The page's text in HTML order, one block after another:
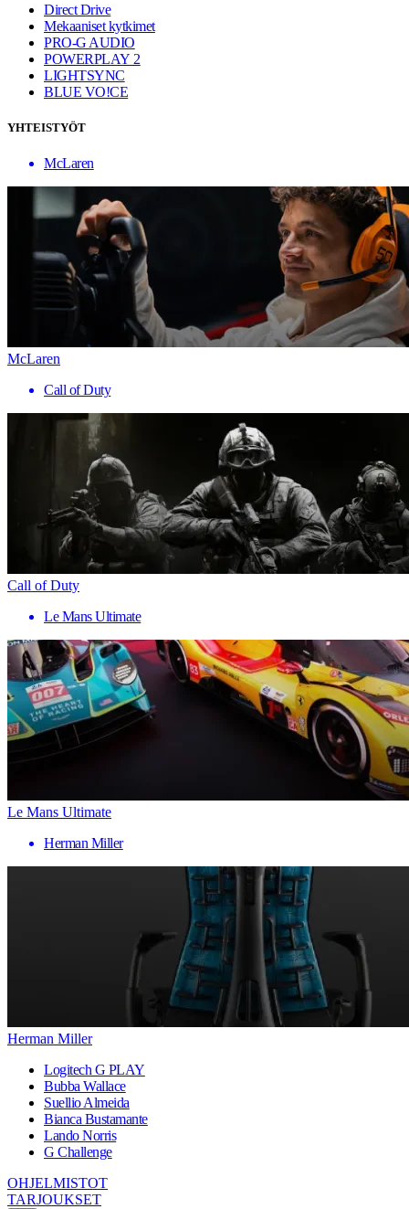
Direct Drive
Mekaaniset kytkimet
PRO-G AUDIO
POWERPLAY 2
LIGHTSYNC
BLUE VO!CE
YHTEISTYÖT
McLaren
McLaren
Call of Duty
Call of Duty
Le Mans Ultimate
Le Mans Ultimate
Herman Miller
Herman Miller
Logitech G PLAY
Bubba Wallace
Suellio Almeida
Bianca Bustamante
Lando Norris
G Challenge
OHJELMISTOT
TARJOUKSET